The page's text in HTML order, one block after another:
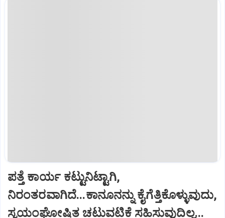
ಪತ್ತೆ ಕಾರ್ಯ ಕಟ್ಟುನಿಟ್ಟಾಗಿ,
ನಿರಂತರವಾಗಿದೆ...ಕಾನೂನನ್ನು ಕೈಗೆತ್ತಿಕೊಳ್ಳುವುದು,
ಸ್ವಯಂಘೋಷಿತ ಚಟುವಟಿಕೆ ಸಹಿಸುವುದಿಲ್ಲ...